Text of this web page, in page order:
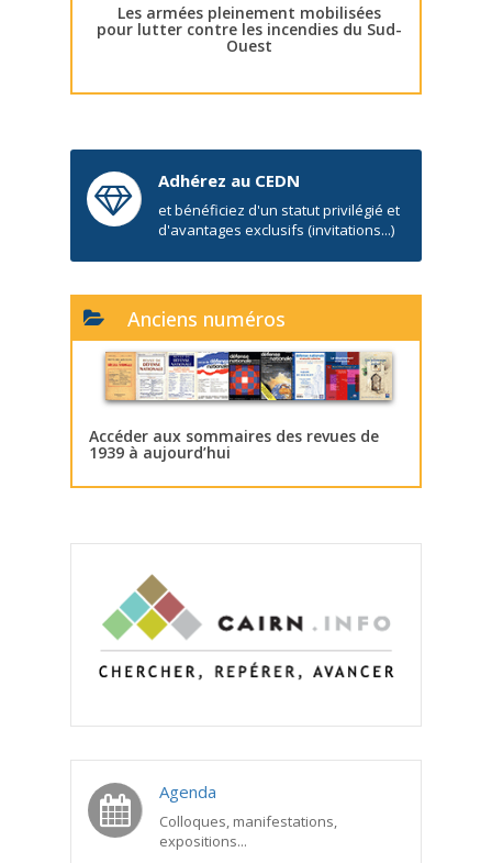
Les armées pleinement mobilisées
pour lutter contre les incendies du Sud-
Ouest
Adhérez au CEDN
et bénéficiez d'un statut privilégié et
d'avantages exclusifs (invitations...)
Anciens numéros
Accéder aux sommaires des revues de
1939 à aujourd’hui
Agenda
Colloques, manifestations,
expositions...